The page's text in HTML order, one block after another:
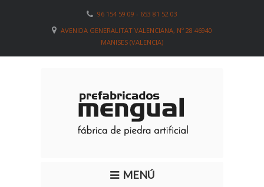
96 154 59 09 - 653 81 52 03
AVENIDA GENERALITAT VALENCIANA, Nº 28 46940
MANISES (VALENCIA)
MENÚ